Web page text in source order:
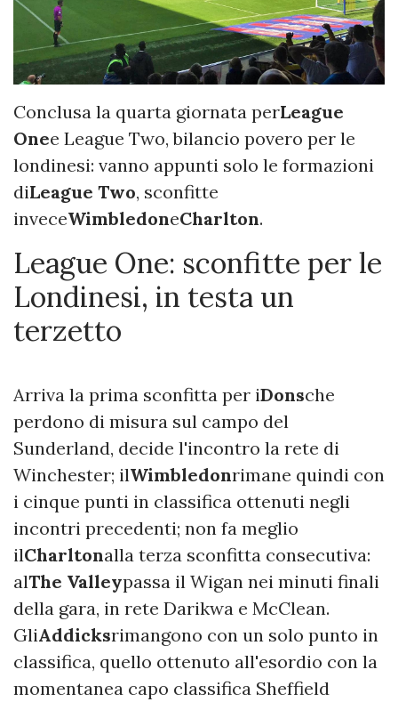
Conclusa la quarta giornata perLeague
Onee League Two, bilancio povero per le
londinesi: vanno appunti solo le formazioni
diLeague Two, sconfitte
inveceWimbledoneCharlton.
League One: sconfitte per le
Londinesi, in testa un
terzetto
Arriva la prima sconfitta per iDonsche
perdono di misura sul campo del
Sunderland, decide l'incontro la rete di
Winchester; ilWimbledonrimane quindi con
i cinque punti in classifica ottenuti negli
incontri precedenti; non fa meglio
ilCharltonalla terza sconfitta consecutiva:
alThe Valleypassa il Wigan nei minuti finali
della gara, in rete Darikwa e McClean.
GliAddicksrimangono con un solo punto in
classifica, quello ottenuto all'esordio con la
momentanea capo classifica Sheffield